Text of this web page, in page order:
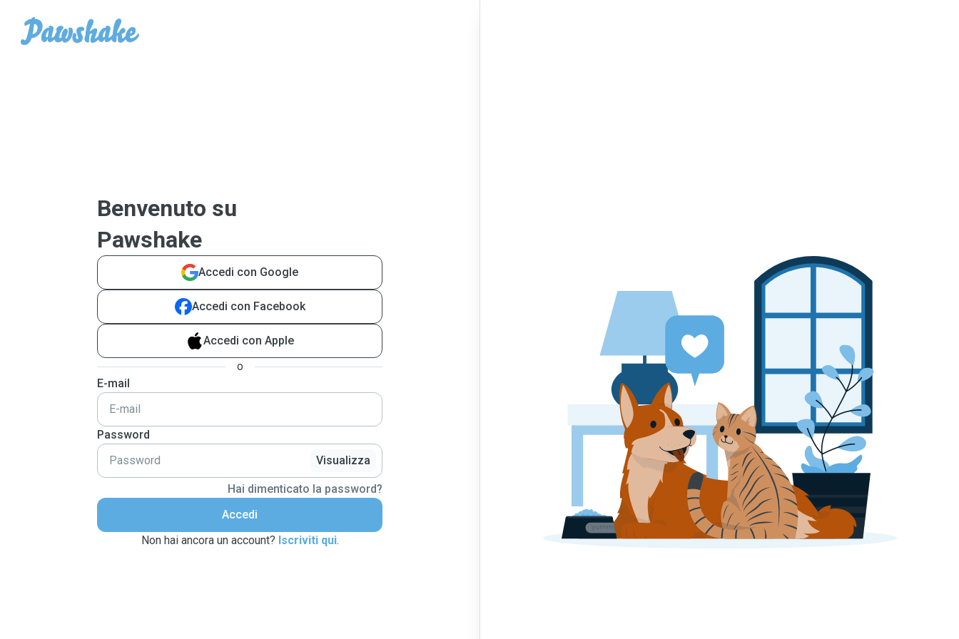
Benvenuto su
Pawshake
Accedi con Google
Accedi con Facebook
Accedi con Apple
o
E-mail
Password
Visualizza
Hai dimenticato la password?
Accedi
Non hai ancora un account? Iscriviti qui.